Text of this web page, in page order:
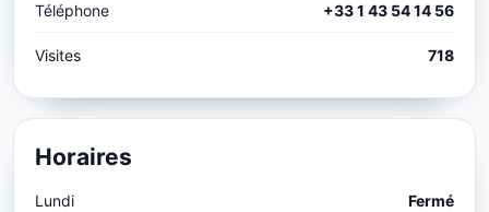
Téléphone +33 1 43 54 14 56
Visites 718
Horaires
Lundi Fermé